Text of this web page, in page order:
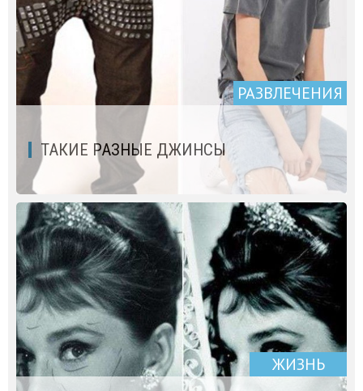
РАЗВЛЕЧЕНИЯ
ТАКИЕ РАЗНЫЕ ДЖИНСЫ
ЖИЗНЬ